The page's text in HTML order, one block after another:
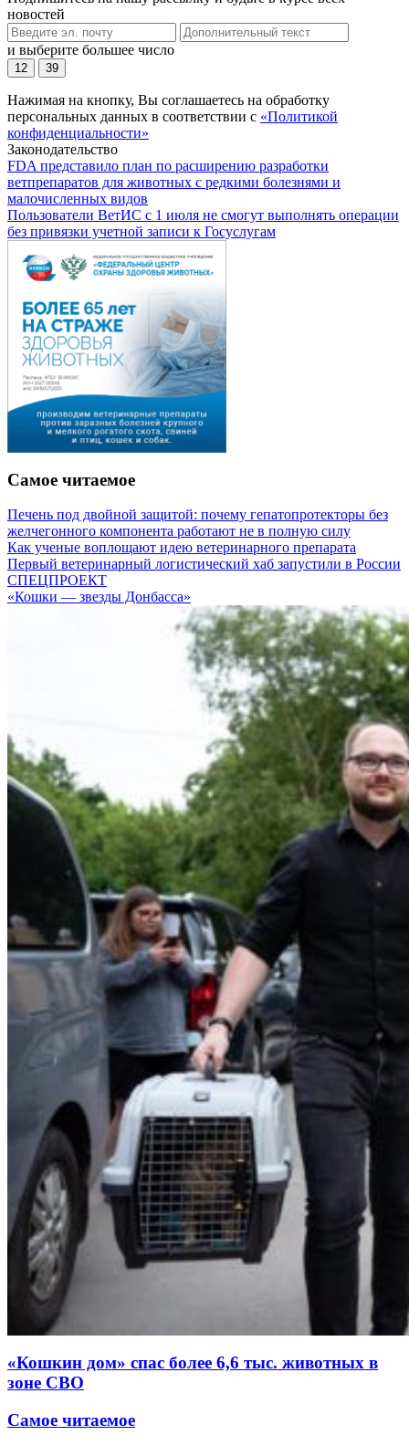
новостей
и выберите большее число
12 39
Нажимая на кнопку, Вы соглашаетесь на обработку
персональных данных в соответствии с «Политикой
конфиденциальности»
Законодательство
FDA представило план по расширению разработки
ветпрепаратов для животных с редкими болезнями и
малочисленных видов
Пользователи ВетИС с 1 июля не смогут выполнять операции
без привязки учетной записи к Госуслугам
Самое читаемое
Печень под двойной защитой: почему гепатопротекторы без
желчегонного компонента работают не в полную силу
Как ученые воплощают идею ветеринарного препарата
Первый ветеринарный логистический хаб запустили в России
СПЕЦПРОЕКТ
«Кошки — звезды Донбасса»
«Кошкин дом» спас более 6,6 тыс. животных в
зоне СВО
Самое читаемое